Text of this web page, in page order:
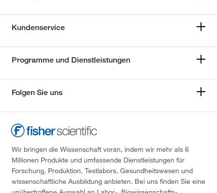
Kundenservice
Programme und Dienstleistungen
Folgen Sie uns
Wir bringen die Wissenschaft voran, indem wir mehr als 6
Millionen Produkte und umfassende Dienstleistungen für
Forschung, Produktion, Testlabors, Gesundheitswesen und
wissenschaftliche Ausbildung anbieten. Bei uns finden Sie eine